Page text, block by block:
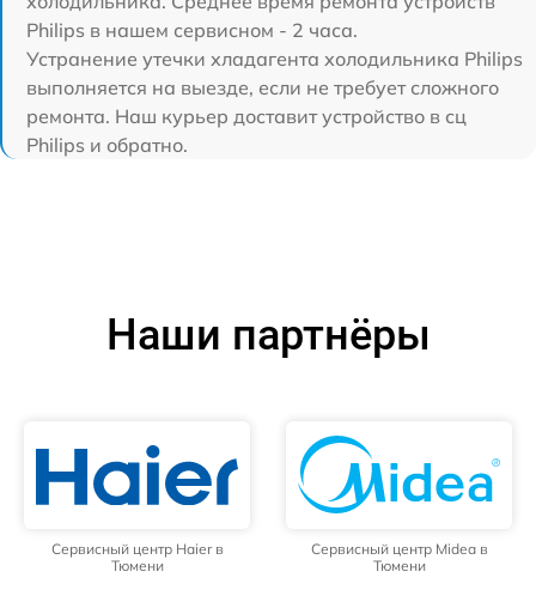
Philips в нашем сервисном - 2 часа.
Устранение утечки хладагента холодильника Philips
выполняется на выезде, если не требует сложного
ремонта. Наш курьер доставит устройство в сц
Philips и обратно.
Наши партнёры
Сервисный центр Haier в
Тюмени
Сервисный центр Midea в
Тюмени